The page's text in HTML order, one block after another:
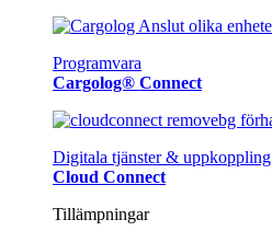
Programvara
Cargolog® Connect
Digitala tjänster & uppkoppling
Cloud Connect
Tillämpningar